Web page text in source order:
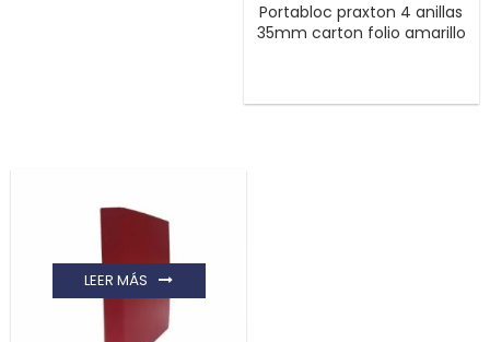
Portabloc praxton 4 anillas
35mm carton folio amarillo
LEER MÁS